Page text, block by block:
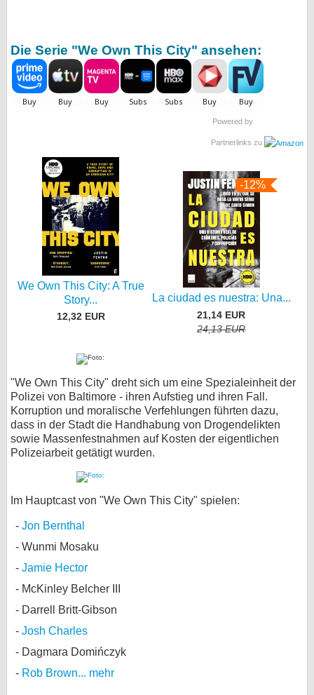
Die Serie "We Own This City" ansehen:
Powered by
Partnerlinks zu
We Own This City: A True
Story...
12,32 EUR
-12%
La ciudad es nuestra: Una...
21,14 EUR
24,13 EUR
"We Own This City" dreht sich um eine Spezialeinheit der
Polizei von Baltimore - ihren Aufstieg und ihren Fall.
Korruption und moralische Verfehlungen führten dazu,
dass in der Stadt die Handhabung von Drogendelikten
sowie Massenfestnahmen auf Kosten der eigentlichen
Polizeiarbeit getätigt wurden.
Im Hauptcast von "We Own This City" spielen:
Jon Bernthal
Wunmi Mosaku
Jamie Hector
McKinley Belcher III
Darrell Britt-Gibson
Josh Charles
Dagmara Domińczyk
Rob Brown... mehr